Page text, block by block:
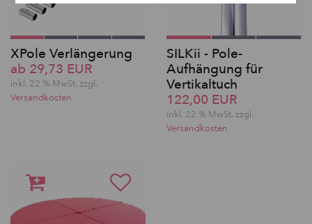
XPole Verlängerung
ab 29,73 EUR
inkl. 22 % MwSt. zzgl.
Versandkosten
SILKii - Pole-
Aufhängung für
Vertikaltuch
122,00 EUR
inkl. 22 % MwSt. zzgl.
Versandkosten